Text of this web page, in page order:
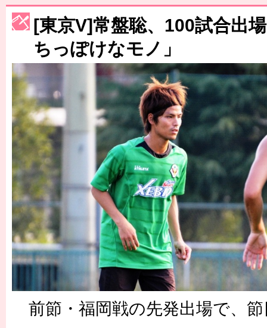
［3230号］世界一への夢は終わらない
［3223号］一丸。日本出陣
［3222号］史上最大のW杯開幕 注目は「個」
[東京V]常盤聡、100試合出
ちっぽけなモノ」
前節・福岡戦の先発出場で、